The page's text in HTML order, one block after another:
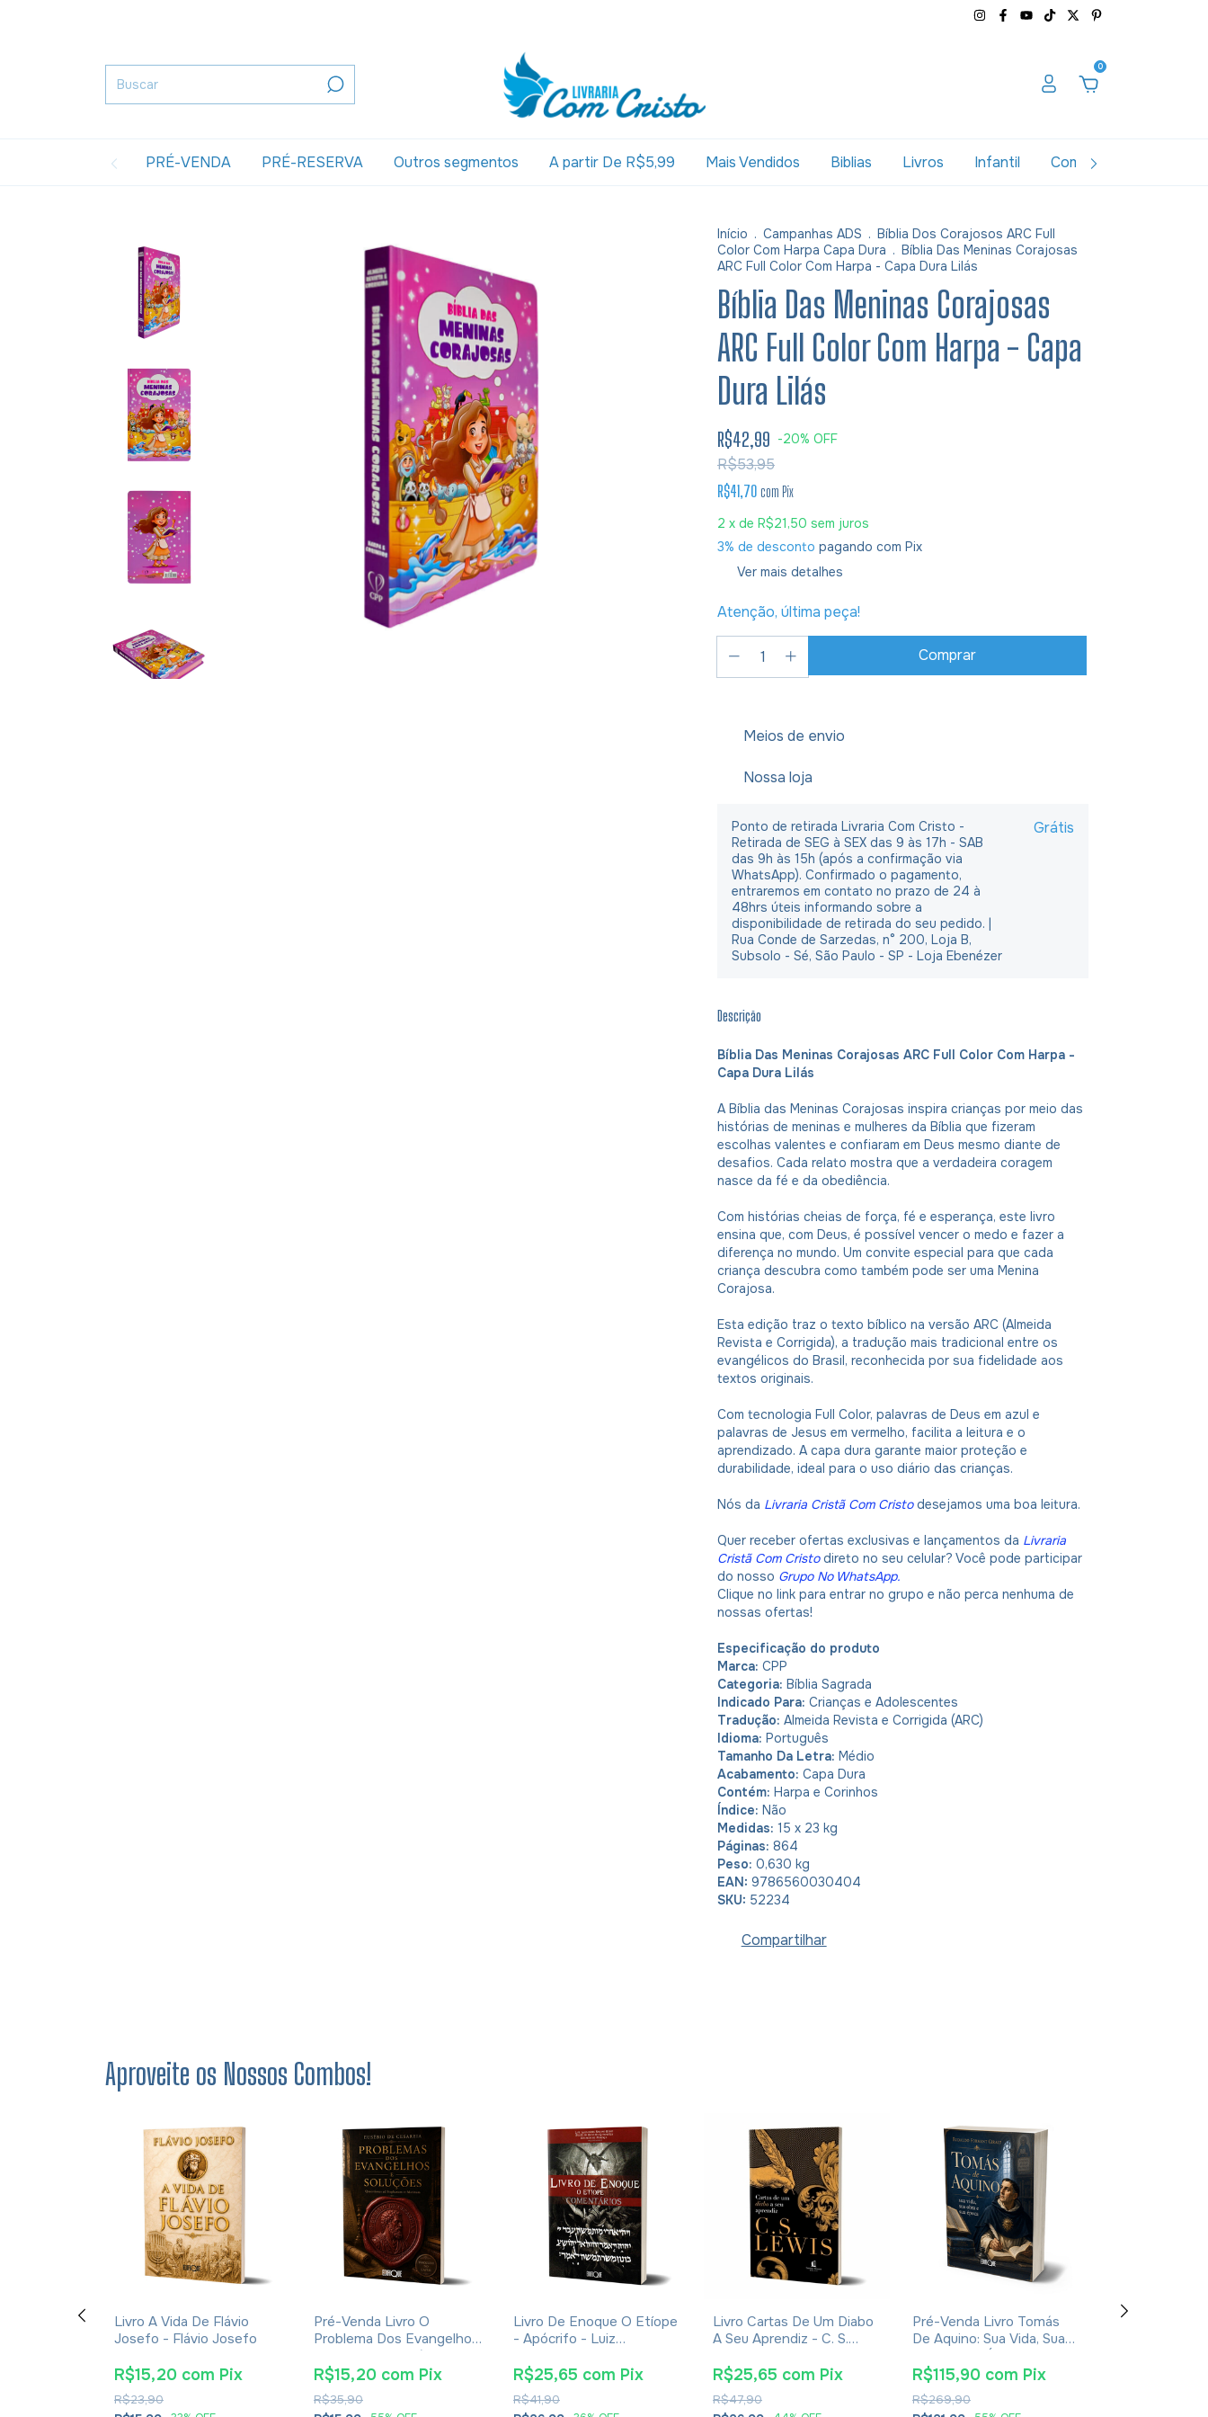
0
PRÉ-VENDA PRÉ-RESERVA Outros segmentos A partir De R$5,99 Mais Vendidos Biblias Livros Infantil Combos
Início . Campanhas ADS . Bíblia Dos Corajosos ARC Full
Color Com Harpa Capa Dura . Bíblia Das Meninas Corajosas
ARC Full Color Com Harpa - Capa Dura Lilás
Bíblia Das Meninas Corajosas
ARC Full Color Com Harpa - Capa
Dura Lilás
R$42,99 -20% OFF
R$53,95
R$41,70 com Pix
2 x de R$21,50 sem juros
3% de desconto pagando com Pix
Ver mais detalhes
Atenção, última peça!
Meios de envio
Nossa loja
Ponto de retirada Livraria Com Cristo -
Retirada de SEG à SEX das 9 às 17h - SAB
das 9h às 15h (após a confirmação via
WhatsApp). Confirmado o pagamento,
entraremos em contato no prazo de 24 à
48hrs úteis informando sobre a
disponibilidade de retirada do seu pedido. |
Rua Conde de Sarzedas, n° 200, Loja B,
Subsolo - Sé, São Paulo - SP - Loja Ebenézer
Grátis
Descrição
Bíblia Das Meninas Corajosas ARC Full Color Com Harpa -
Capa Dura Lilás
A Bíblia das Meninas Corajosas inspira crianças por meio das
histórias de meninas e mulheres da Bíblia que fizeram
escolhas valentes e confiaram em Deus mesmo diante de
desafios. Cada relato mostra que a verdadeira coragem
nasce da fé e da obediência.
Com histórias cheias de força, fé e esperança, este livro
ensina que, com Deus, é possível vencer o medo e fazer a
diferença no mundo. Um convite especial para que cada
criança descubra como também pode ser uma Menina
Corajosa.
Esta edição traz o texto bíblico na versão ARC (Almeida
Revista e Corrigida), a tradução mais tradicional entre os
evangélicos do Brasil, reconhecida por sua fidelidade aos
textos originais.
Com tecnologia Full Color, palavras de Deus em azul e
palavras de Jesus em vermelho, facilita a leitura e o
aprendizado. A capa dura garante maior proteção e
durabilidade, ideal para o uso diário das crianças.
Nós da Livraria Cristã Com Cristo desejamos uma boa leitura.
Quer receber ofertas exclusivas e lançamentos da Livraria
Cristã Com Cristodireto no seu celular? Você pode participar
do nosso Grupo No WhatsApp.
Clique no link para entrar no grupo e não perca nenhuma de
nossas ofertas!
Especificação do produto
Marca: CPP
Categoria: Bíblia Sagrada
Indicado Para: Crianças e Adolescentes
Tradução: Almeida Revista e Corrigida (ARC)
Idioma: Português
Tamanho Da Letra: Médio
Acabamento: Capa Dura
Contém: Harpa e Corinhos
Índice: Não
Medidas: 15 x 23 kg
Páginas: 864
Peso: 0,630 kg
EAN: 9786560030404
SKU: 52234
Compartilhar
Aproveite os Nossos Combos!
Livro A Vida De Flávio
Josefo - Flávio Josefo
R$23,90
R$15,20 com Pix
Pré-Venda Livro O
Problema Dos Evangelhos
E Soluções- Eusébio De
Cesareia
R$35,90
R$15,20 com Pix
Livro De Enoque O Etíope
- Apócrifo - Luiz
R$41,90
R$25,65 com Pix
Livro Cartas De Um Diabo
A Seu Aprendiz - C. S.
R$47,90
R$25,65 com Pix
Pré-Venda Livro Tomás
De Aquino: Sua Vida, Sua
Eudaldo Forment Giralt
R$269,90
R$115,90 com Pix
Livro